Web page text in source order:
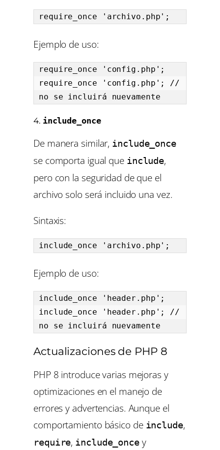
require_once 'archivo.php';
Ejemplo de uso:
require_once 'config.php';
require_once 'config.php'; //
no se incluirá nuevamente
4. include_once
De manera similar, include_once
se comporta igual que include,
pero con la seguridad de que el
archivo solo será incluido una vez.
Sintaxis:
include_once 'archivo.php';
Ejemplo de uso:
include_once 'header.php';
include_once 'header.php'; //
no se incluirá nuevamente
Actualizaciones de PHP 8
PHP 8 introduce varias mejoras y
optimizaciones en el manejo de
errores y advertencias. Aunque el
comportamiento básico de include,
require, include_oncey